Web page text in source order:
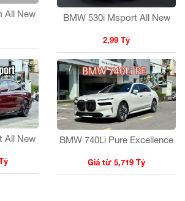
All New BMW 530i Msport All New
2,99 Tỷ
All New BMW 740Li Pure Excellence
Giá từ 5,719 Tỷ